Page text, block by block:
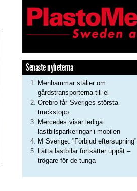
Senaste nyheterna
Menhammar ställer om
gårdstransporterna till el
Örebro får Sveriges största
truckstopp
Mercedes visar lediga
lastbilsparkeringar i mobilen
M Sverige: ”Förbjud eftersupning”
Lätta lastbilar fortsätter uppåt –
trögare för de tunga